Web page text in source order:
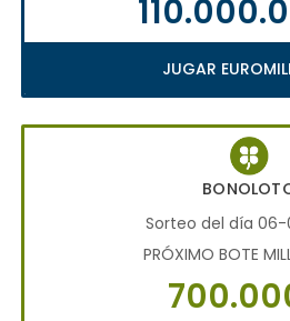
JUGAR
Sorteo del día
PRÓXIMO BOTE